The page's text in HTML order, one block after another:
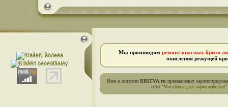
Мы производим ремонт опасных бритв
окисления режущей
Имя и логотип BRITVA.ru принадлежат
сети "Магазины для парикмахеров"